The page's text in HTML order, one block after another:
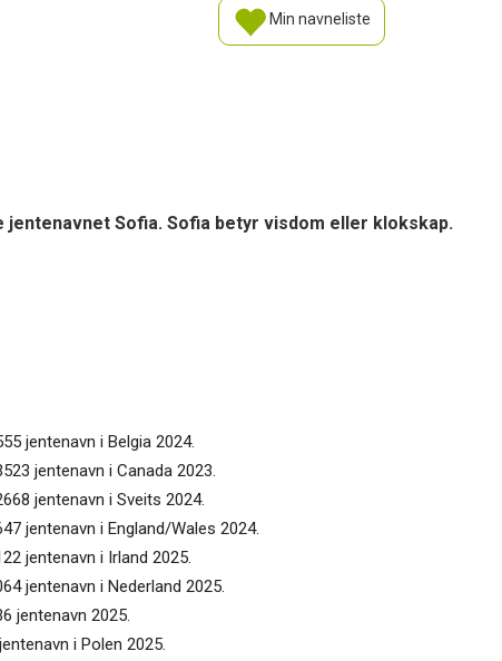
Min navneliste
Sofia. Sofia betyr visdom eller klokskap.
jentenavn i Belgia 2024.
jentenavn i Canada 2023.
jentenavn i Sveits 2024.
jentenavn i England/Wales 2024.
jentenavn i Irland 2025.
jentenavn i Nederland 2025.
jentenavn 2025.
i Polen 2025.